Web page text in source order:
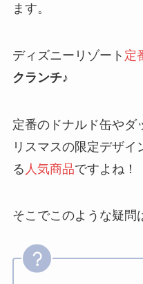
ます。
ディズニーリゾート 定
クランチ♪
定番のドナルド缶やダ
リスマスの限定デザ
る 人気商品ですよね！
そこでこのような疑問